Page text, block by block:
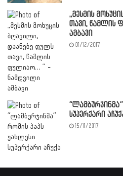
,,მესმის
თავი, წამლის
ამბავი
01/12/2017
სუპერქარი
15/11/2017